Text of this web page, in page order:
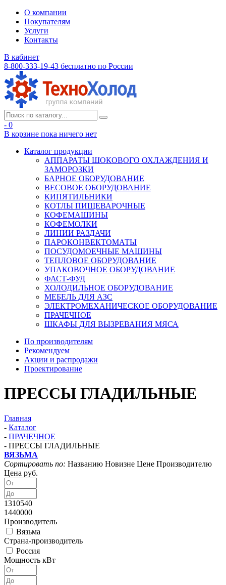
О компании
Покупателям
Услуги
Контакты
В кабинет
8-800-333-19-43 бесплатно по России
- 0
В корзине пока ничего нет
Каталог продукции
АППАРАТЫ ШОКОВОГО ОХЛАЖДЕНИЯ И
ЗАМОРОЗКИ
БАРНОЕ ОБОРУДОВАНИЕ
ВЕСОВОЕ ОБОРУДОВАНИЕ
КИПЯТИЛЬНИКИ
КОТЛЫ ПИЩЕВАРОЧНЫЕ
КОФЕМАШИНЫ
КОФЕМОЛКИ
ЛИНИИ РАЗДАЧИ
ПАРОКОНВЕКТОМАТЫ
ПОСУДОМОЕЧНЫЕ МАШИНЫ
ТЕПЛОВОЕ ОБОРУДОВАНИЕ
УПАКОВОЧНОЕ ОБОРУДОВАНИЕ
ФАСТ-ФУД
ХОЛОДИЛЬНОЕ ОБОРУДОВАНИЕ
МЕБЕЛЬ ДЛЯ АЗС
ЭЛЕКТРОМЕХАНИЧЕСКОЕ ОБОРУДОВАНИЕ
ПРАЧЕЧНОЕ
ШКАФЫ ДЛЯ ВЫЗРЕВАНИЯ МЯСА
По производителям
Рекомендуем
Акции и распродажи
Проектирование
ПРЕССЫ ГЛАДИЛЬНЫЕ
Главная
- Каталог
- ПРАЧЕЧНОЕ
- ПРЕССЫ ГЛАДИЛЬНЫЕ
ВЯЗЬМА
Сортировать по: Названию Новизне Цене Производителю
Цена руб.
1310540
1440000
Производитель
Вязьма
Страна-производитель
Россия
Мощность кВт